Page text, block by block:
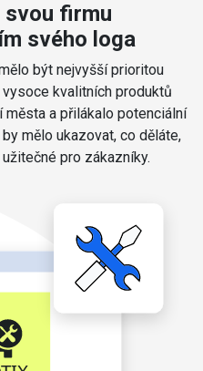
svou firmu
svého loga
být nejvyšší prioritou
kvalitních produktů
a přilákalo potenciální
mělo ukazovat, co děláte,
pro zákazníky.